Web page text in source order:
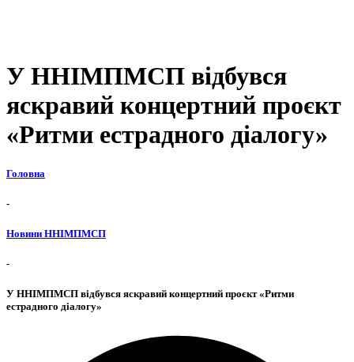
У ННІМПМСП відбувся
яскравий концертний проєкт
«Ритми естрадного діалогу»
Головна
-
Новини ННІМПМСП
-
У ННІМПМСП відбувся яскравий концертний проєкт «Ритми
естрадного діалогу»